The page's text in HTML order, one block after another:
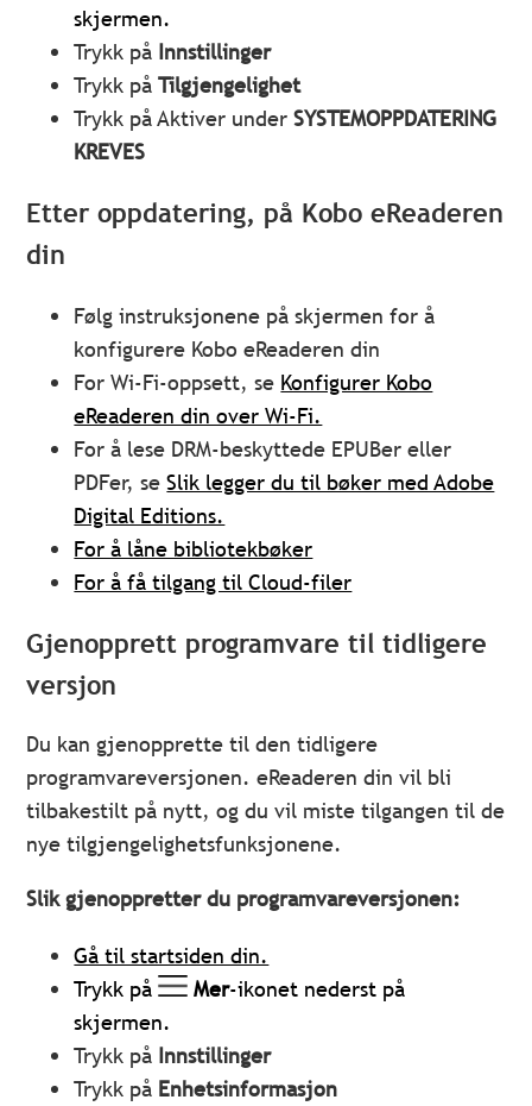
skjermen.
Trykk på Innstillinger
Trykk påTilgjengelighet
Trykk på Aktiver underSYSTEMOPPDATERING
KREVES
Etter oppdatering, på Kobo eReaderen
din
Følg instruksjonene på skjermen for å
konfigurere Kobo eReaderen din
For Wi-Fi-oppsett, se Konfigurer Kobo
eReaderen din over Wi-Fi.
For å lese DRM-beskyttede EPUBer eller
PDFer, seSlik legger du til bøker med Adobe
Digital Editions.
For å låne bibliotekbøker
For å få tilgang til Cloud-filer
Gjenopprett programvare til tidligere
versjon
Du kan gjenopprette til den tidligere
programvareversjonen. eReaderen din vil bli
tilbakestilt på nytt, og du vil miste tilgangen til de
nye tilgjengelighetsfunksjonene.
Slik gjenoppretter du programvareversjonen:
Gå til startsiden din.
Trykk på
Mer-ikonet nederst på
skjermen.
Trykk på Innstillinger
Trykk på Enhetsinformasjon